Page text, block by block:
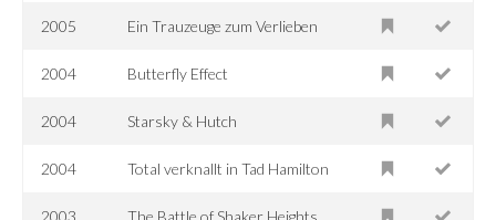
2005 Ein Trauzeuge zum Verlieben
2004 Butterfly Effect
2004 Starsky & Hutch
2004 Total verknallt in Tad Hamilton
2003 The Battle of Shaker Heights